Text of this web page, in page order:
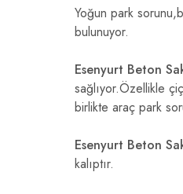
Yoğun park
bulunuyor.
Esenyurt Beton
sağlıyor.Özellikle
birlikte araç park
Esenyurt Beton
kalıptır.